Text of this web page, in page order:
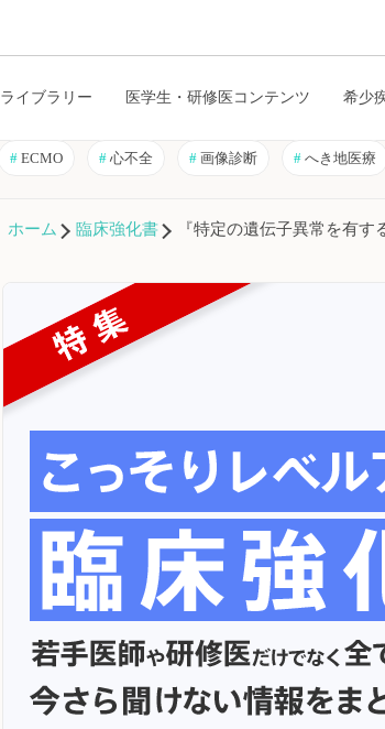
ライブラリー 医学生・研修医コンテンツ 希少
# ECMO # 心不全 # 画像診断 # へき地医療
ホーム 臨床強化書 『特定の遺伝子異常を有